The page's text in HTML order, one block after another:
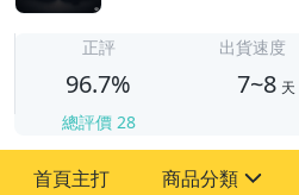
正評
96.7%
總評價 28
出貨速度
7~8 天
首頁主打 商品分類